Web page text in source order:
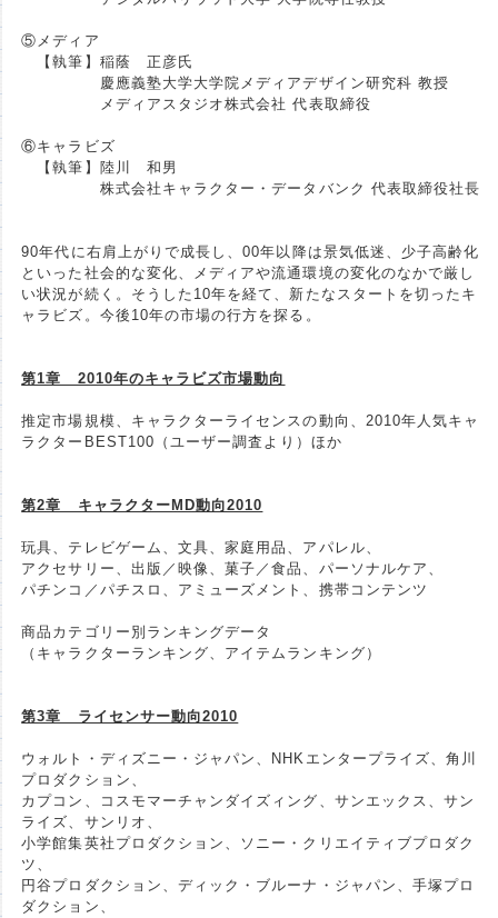
⑤メディア
【執筆】稲蔭 正彦氏
慶應義塾大学大学院メディアデザイン研究科 教授
メディアスタジオ株式会社 代表取締役
⑥キャラビズ
【執筆】陸川 和男
株式会社キャラクター・データバンク 代表取締役社長
90年代に右肩上がりで成長し、00年以降は景気低迷、少子高齢化
といった社会的な変化、メディアや流通環境の変化のなかで厳し
い状況が続く。そうした10年を経て、新たなスタートを切ったキ
ャラビズ。今後10年の市場の行方を探る。
第1章 2010年のキャラビズ市場動向
推定市場規模、キャラクターライセンスの動向、2010年人気キャ
ラクターBEST100（ユーザー調査より）ほか
第2章 キャラクターMD動向2010
玩具、テレビゲーム、文具、家庭用品、アパレル、
アクセサリー、出版／映像、菓子／食品、パーソナルケア、
パチンコ／パチスロ、アミューズメント、携帯コンテンツ
商品カテゴリー別ランキングデータ
（キャラクターランキング、アイテムランキング）
第3章 ライセンサー動向2010
ウォルト・ディズニー・ジャパン、NHKエンタープライズ、角川
プロダクション、
カプコン、コスモマーチャンダイズィング、サンエックス、サン
ライズ、サンリオ、
小学館集英社プロダクション、ソニー・クリエイティブプロダク
ツ、
円谷プロダクション、ディック・ブルーナ・ジャパン、手塚プロ
ダクション、